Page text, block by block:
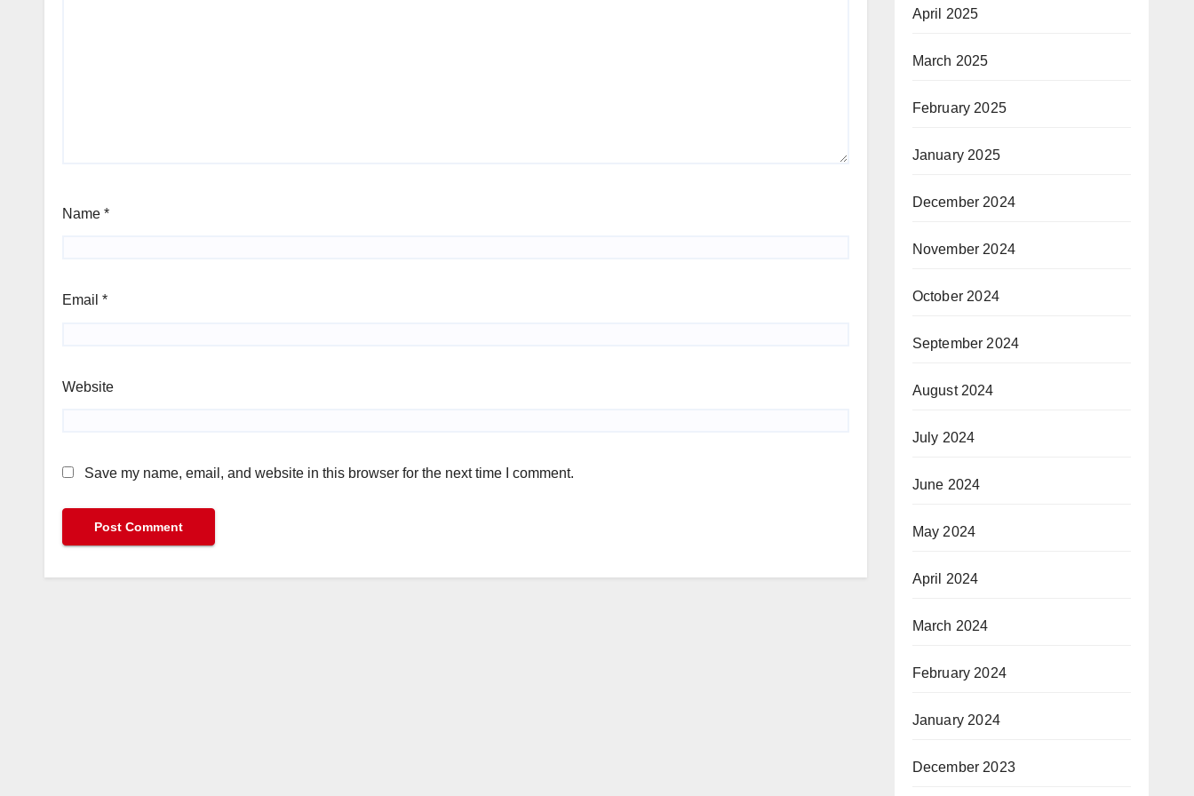
Name *
Email *
Website
Save my name, email, and website in this browser for the next time I comment.
April 2025
March 2025
February 2025
January 2025
December 2024
November 2024
October 2024
September 2024
August 2024
July 2024
June 2024
May 2024
April 2024
March 2024
February 2024
January 2024
December 2023